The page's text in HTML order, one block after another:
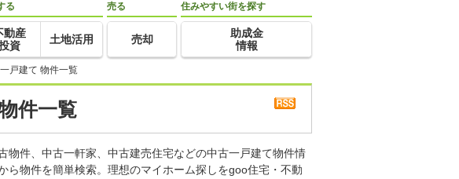
る
動産
資
土地活用
売る
売却
住みやすい街を探す
助成金
情報
戸建て 物件一覧
件一覧
件、中古一軒家、中古建売住宅などの中古一戸建て物件情
物件を簡単検索。理想のマイホーム探しをgoo住宅・不動